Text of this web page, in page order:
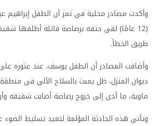
وأكدت مصادر محلية في تعز أن الطفل إبراهيم
(12 عامًا) لقي حتفه برصاصة قاتلة أطلقها
طريق الخطأ.
وأضافت المصادر أن الطفل يوسف، عند عثوره
ديوان المنزل، ظل يعبث بالسلاح الآلي في
ماوية، ما أدى إلى خروج رصاصة أصابت شقيقه
وتأتي هذه الحادثة المؤلمة لتعيد تسليط